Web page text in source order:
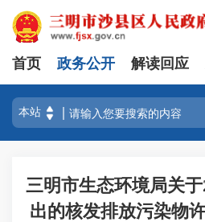
首页 政务公开 解读回应
三明市生态环境局关
出的核发排放污染物